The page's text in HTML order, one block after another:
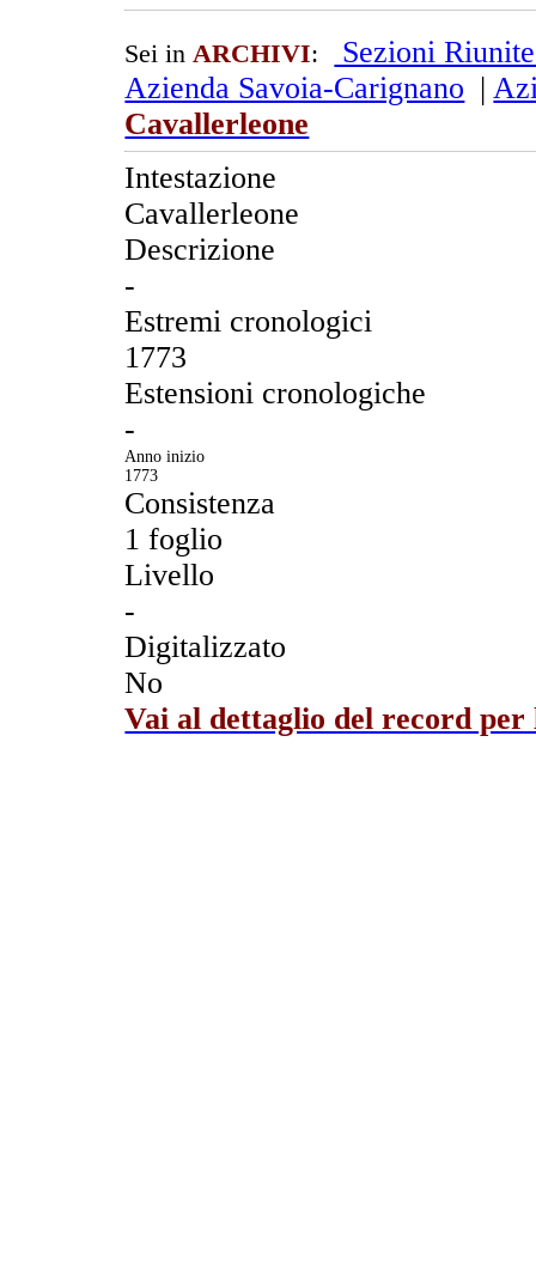
Sei inARCHIVI:
Sezioni
Azienda Savoia-Carignano |
Cavallerleone
Intestazione
Cavallerleone
Descrizione
-
Estremi cronologici
1773
Estensioni cronologiche
-
Anno inizio
1773
Consistenza
1 foglio
Livello
-
Digitalizzato
No
Vai al dettaglio del record per